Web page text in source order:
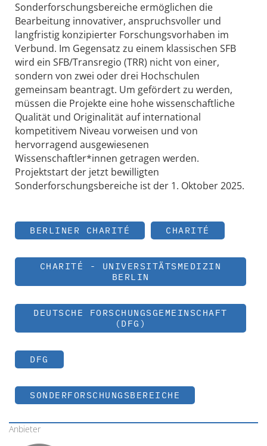
Sonderforschungsbereiche ermöglichen die
Bearbeitung innovativer, anspruchsvoller und
langfristig konzipierter Forschungsvorhaben im
Verbund. Im Gegensatz zu einem klassischen SFB
wird ein SFB/Transregio (TRR) nicht von einer,
sondern von zwei oder drei Hochschulen
gemeinsam beantragt. Um gefördert zu werden,
müssen die Projekte eine hohe wissenschaftliche
Qualität und Originalität auf international
kompetitivem Niveau vorweisen und von
hervorragend ausgewiesenen
Wissenschaftler*innen getragen werden.
Projektstart der jetzt bewilligten
Sonderforschungsbereiche ist der 1. Oktober 2025.
BERLINER CHARITÉ CHARITÉ
CHARITÉ - UNIVERSITÄTSMEDIZIN
BERLIN
DEUTSCHE FORSCHUNGSGEMEINSCHAFT
(DFG)
DFG
SONDERFORSCHUNGSBEREICHE
Anbieter